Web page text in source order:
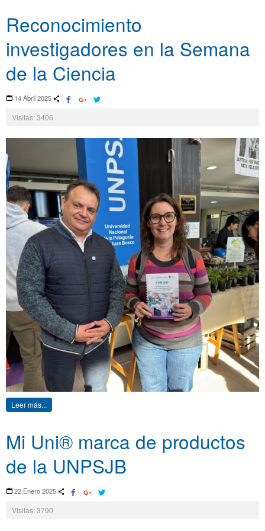
Reconocimiento
investigadores en la Semana
de la Ciencia
14 Abril 2025
Visitas: 3406
Leer más...
Mi Uni® marca de productos
de la UNPSJB
22 Enero 2025
Visitas: 3790